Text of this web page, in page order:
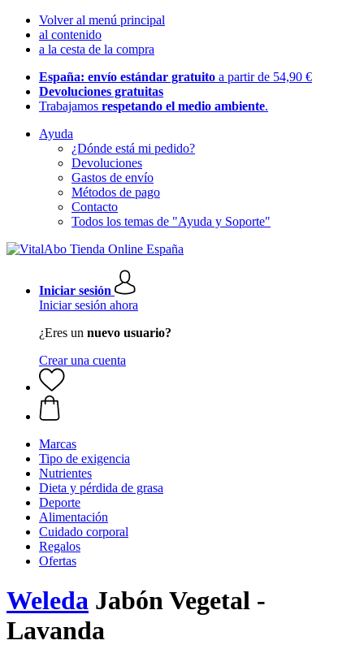
Volver al menú principal
al contenido
a la cesta de la compra
España: envío estándar gratuito a partir de 54,90 €
Devoluciones gratuitas
Trabajamos respetando el medio ambiente.
Ayuda
¿Dónde está mi pedido?
Devoluciones
Gastos de envío
Métodos de pago
Contacto
Todos los temas de "Ayuda y Soporte"
Iniciar sesión
Iniciar sesión ahora
¿Eres un nuevo usuario?
Crear una cuenta
Marcas
Tipo de exigencia
Nutrientes
Dieta y pérdida de grasa
Deporte
Alimentación
Cuidado corporal
Regalos
Ofertas
Weleda Jabón Vegetal -
Lavanda